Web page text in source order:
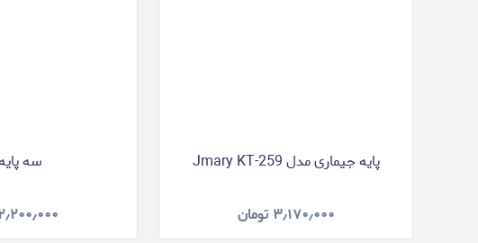
پایه جیماری مدل Jmary KT-259
۳٫۱۷۰٫۰۰۰ تومان
سه